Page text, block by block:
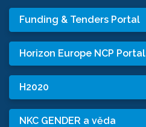
Funding & Tenders Portal
Horizon Europe NCP Portal
H2020
NKC GENDER a věda